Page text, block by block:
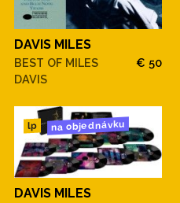
DAVIS MILES
BEST OF MILES
DAVIS
€ 50
lp na objednávku
DAVIS MILES